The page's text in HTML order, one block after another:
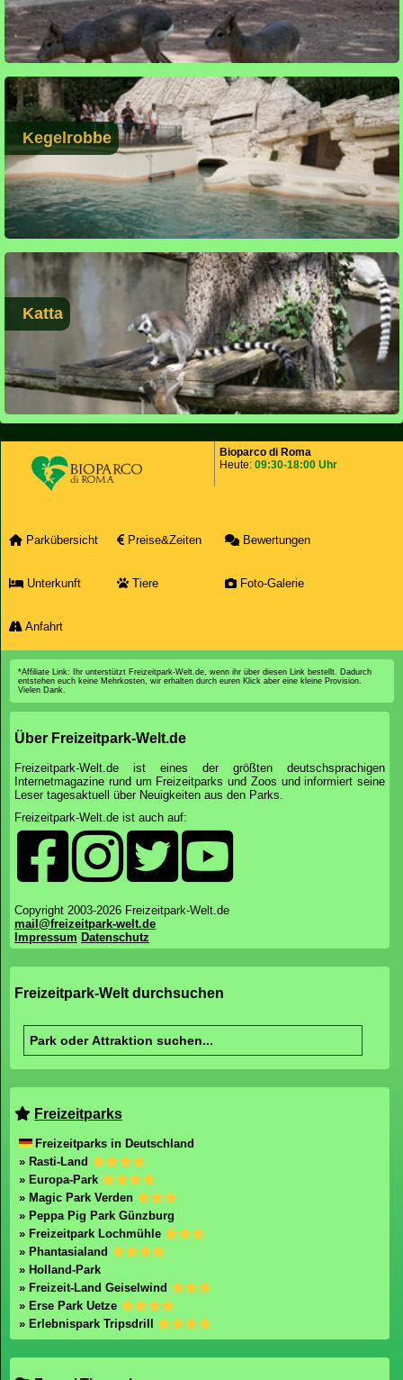
Kegelrobbe
Katta
Bioparco di Roma
Heute: 09:30-18:00 Uhr
Parkübersicht Preise&Zeiten Bewertungen
Unterkunft Tiere Foto-Galerie
Anfahrt
*Affiliate Link: Ihr unterstützt Freizeitpark-Welt.de, wenn ihr über diesen Link bestellt. Dadurch
entstehen euch keine Mehrkosten, wir erhalten durch euren Klick aber eine kleine Provision.
Vielen Dank.
Über Freizeitpark-Welt.de
Freizeitpark-Welt.de ist eines der größten deutschsprachigen
Internetmagazine rund um Freizeitparks und Zoos und informiert seine
Leser tagesaktuell über Neuigkeiten aus den Parks.
Freizeitpark-Welt.de ist auch auf:
Copyright 2003-2026 Freizeitpark-Welt.de
mail@freizeitpark-welt.de
Impressum Datenschutz
Freizeitpark-Welt durchsuchen
Freizeitparks
Freizeitparks in Deutschland
» Rasti-Land
» Europa-Park
» Magic Park Verden
» Peppa Pig Park Günzburg
» Freizeitpark Lochmühle
» Phantasialand
» Holland-Park
» Freizeit-Land Geiselwind
» Erse Park Uetze
» Erlebnispark Tripsdrill